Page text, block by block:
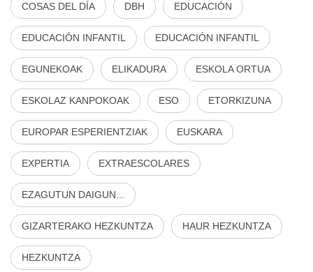
COSAS DEL DÍA DBH EDUCACIÓN
EDUCACIÓN INFANTIL EDUCACIÓN INFANTIL
EGUNEKOAK ELIKADURA ESKOLA ORTUA
ESKOLAZ KANPOKOAK ESO ETORKIZUNA
EUROPAR ESPERIENTZIAK EUSKARA
EXPERTIA EXTRAESCOLARES
EZAGUTUN DAIGUN...
GIZARTERAKO HEZKUNTZA HAUR HEZKUNTZA
HEZKUNTZA